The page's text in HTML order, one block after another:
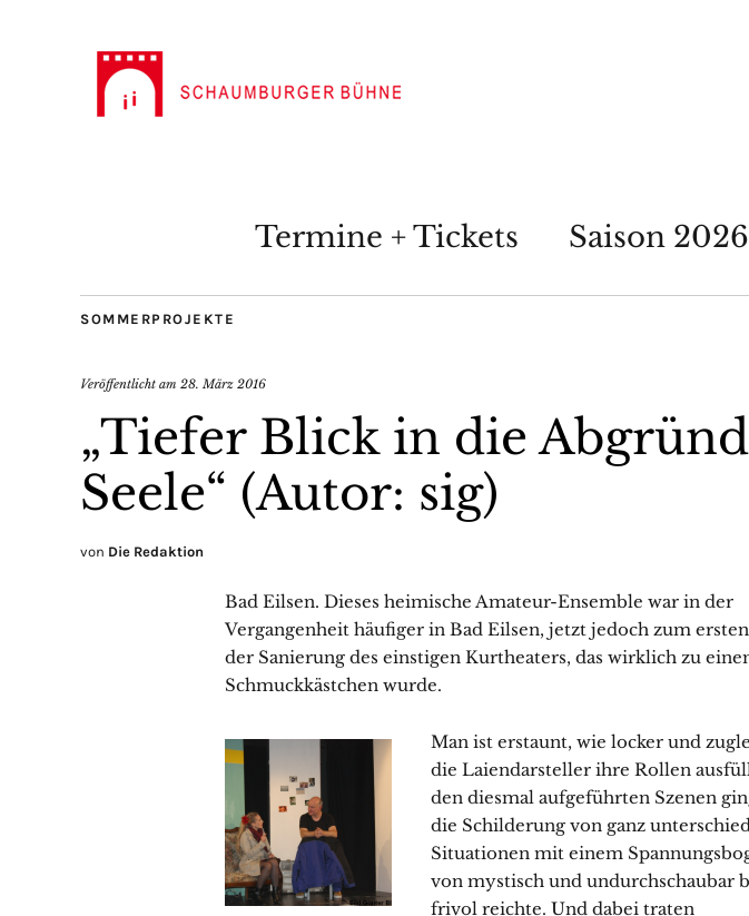
Termine + Tickets Saison
SOMMERPROJEKTE
Veröffentlicht am 28. März 2016
„Tiefer Blick in die
Seele“ (Autor: sig)
von Die Redaktion
Bad Eilsen. Dieses heimische Amateur-Ensemble war in der
Vergangenheit häufiger in Bad Eilsen, jetzt jedoch zum
der Sanierung des einstigen Kurtheaters, das wirklich zu
Schmuckkästchen wurde.
Man ist erstaunt, wie locker und
die Laiendarsteller ihre Rollen
den diesmal aufgeführten Szenen
die Schilderung von ganz
Situationen mit einem
von mystisch und undurchschaubar
frivol reichte. Und dabei traten